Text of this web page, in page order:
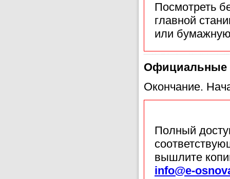
Посмотреть
главной
или
Официальные
Окончание.
Полный
вышлите
info@e-